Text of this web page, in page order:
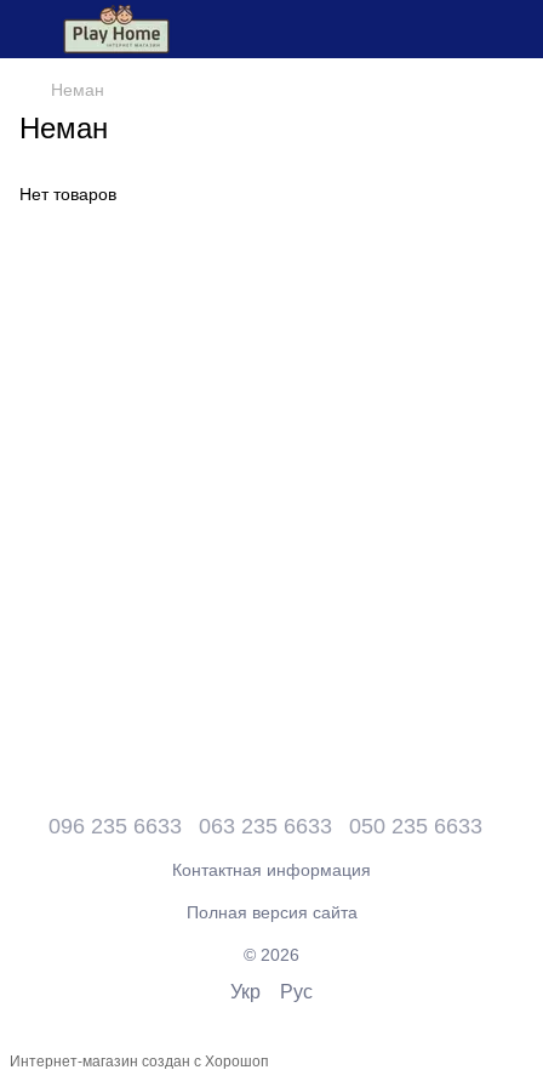
Неман
Неман
Нет товаров
096 235 6633 063 235 6633 050 235 6633
Контактная информация
Полная версия сайта
© 2026
Укр Рус
Интернет-магазин создан с Хорошоп